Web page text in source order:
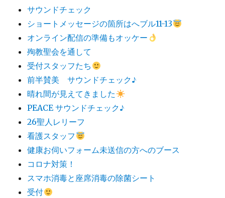
サウンドチェック
ショートメッセージの箇所はへブル11-13
オンライン配信の準備もオッケー
殉教聖会を通して
受付スタッフたち
前半賛美 サウンドチェック♪
晴れ間が見えてきました
PEACE サウンドチェック♪
26聖人レリーフ
看護スタッフ
健康お伺いフォーム未送信の方へのブース
コロナ対策！
スマホ消毒と座席消毒の除菌シート
受付